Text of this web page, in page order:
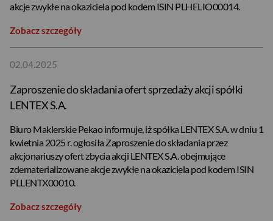
akcje zwykłe na okaziciela pod kodem ISIN PLHELIO00014.
Zobacz szczegóły
02.04.2025
Zaproszenie do składania ofert sprzedaży akcji spółki
LENTEX S.A.
Biuro Maklerskie Pekao informuje, iż spółka LENTEX S.A. w dniu 1
kwietnia 2025 r. ogłosiła Zaproszenie do składania przez
akcjonariuszy ofert zbycia akcji LENTEX S.A. obejmujące
zdematerializowane akcje zwykłe na okaziciela pod kodem ISIN
PLLENTX00010.
Zobacz szczegóły